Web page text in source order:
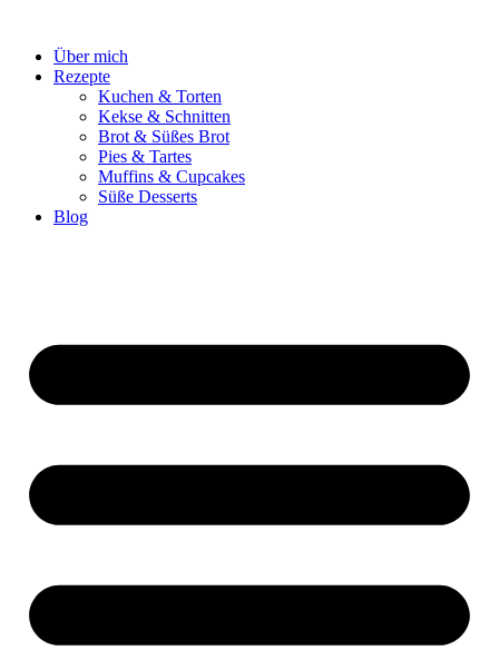
springenÜber mich
Rezepte
Kuchen & Torten
Kekse & Schnitten
Brot & Süßes Brot
Pies & Tartes
Muffins & Cupcakes
Süße Desserts
Blog